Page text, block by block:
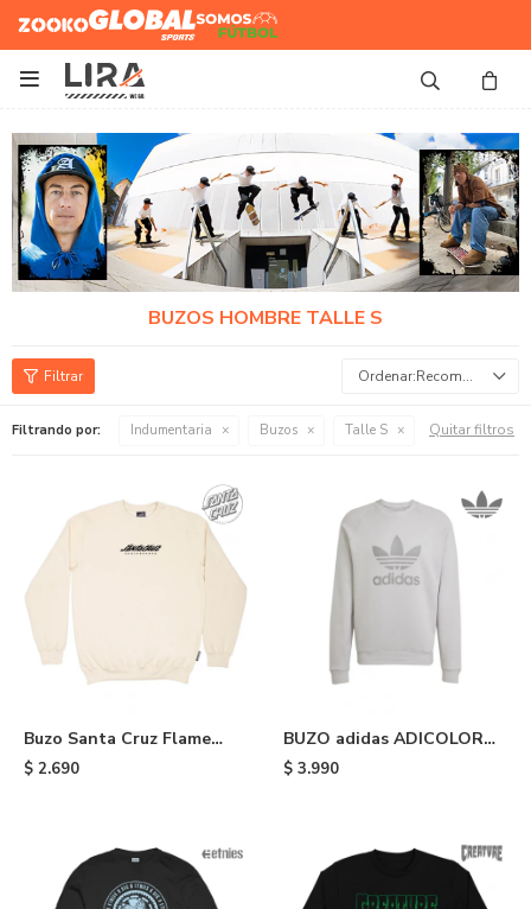
Zooko Global Sports
Somos
Futbol

BUZOS HOMBRE TALLE S
Recomendados
Filtrando por: Indumentaria Buzos Talle S Quitar filtros
Buzo Santa Cruz Flame
Strip - White
$ 2.690
BUZO adidas ADICOLOR
CLASSICS TRIFOLIO - Grey
$ 3.990